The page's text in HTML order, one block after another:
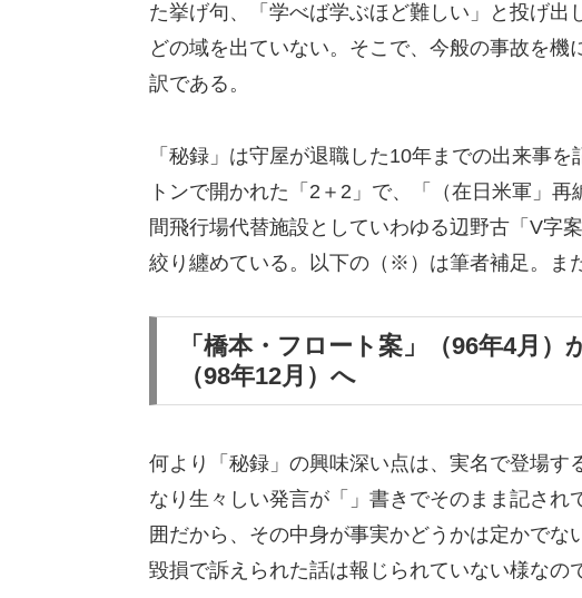
た挙げ句、「学べば学ぶほど難しい」と投げ
どの域を出ていない。そこで、今般の事故を
訳である。
「秘録」は守屋が退職した10年までの出来事
トンで開かれた「2＋2」で、「（在日米軍」
間飛行場代替施設としていわゆる辺野古「V字
絞り纏めている。以下の（※）は筆者補足。ま
「橋本・フロート案」（96年4月）
（98年12月）へ
何より「秘録」の興味深い点は、実名で登場
なり生々しい発言が「」書きでそのまま記さ
囲だから、その中身が事実かどうかは定かで
毀損で訴えられた話は報じられていない様なの